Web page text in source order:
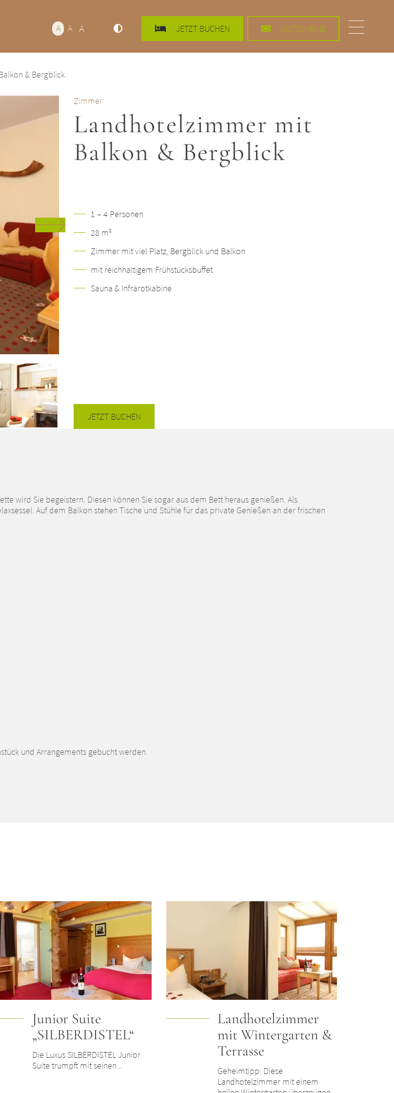
A A A JETZT BUCHEN GUTSCHEINE Menü
& Bergblick
Landhotelzimmer mit
Balkon & Bergblick
Zimmer
1 – 4 Personen
28 m²
Zimmer mit viel Platz, Bergblick und Balkon
mit reichhaltigem Frühstücksbuffet
Sauna & Infrarotkabine
JETZT BUCHEN
wird Sie begeistern. Diesen können Sie sogar aus dem Bett heraus genießen. Als
Auf dem Balkon stehen Tische und Stühle für das private Genießen an der frischen
und Arrangements gebucht werden.
Junior Suite
„SILBERDISTEL“
Die Luxus SILBERDISTEL Junior
Suite trumpft mit seinen...
Landhotelzimmer
mit Wintergarten &
Terrasse
Geheimtipp: Diese
Landhotelzimmer mit einem